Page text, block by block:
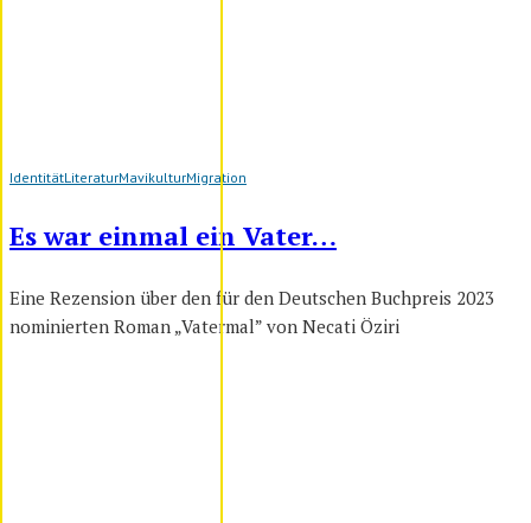
IdentitätLiteraturMavikulturMigration
Es war einmal ein Vater…
Eine Rezension über den für den Deutschen Buchpreis 2023
nominierten Roman „Vatermal” von Necati Öziri